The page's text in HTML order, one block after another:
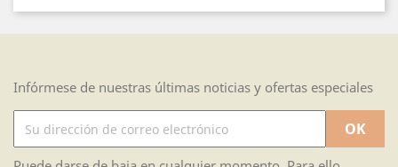
Infórmese de nuestras últimas noticias y ofertas especiales